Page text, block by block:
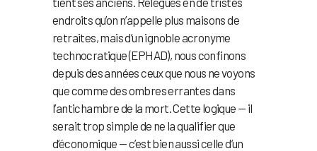
endroits qu’on n’appelle plus maisons de
retraites, mais d’un ignoble acronyme
technocratique (EPHAD), nous confinons
depuis des années ceux que nous ne voyons
que comme des ombres errantes dans
l’antichambre de la mort. Cette logique — il
serait trop simple de ne la qualifier que
d’économique — c’est bien aussi celle d’un